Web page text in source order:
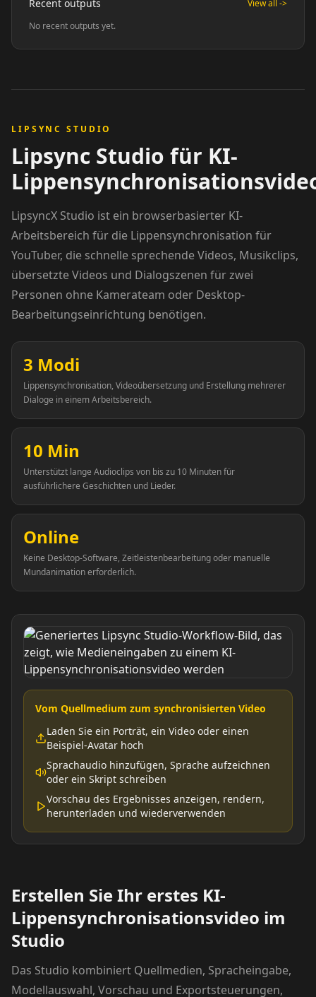
Podcaster 04
YouTuber 01
YouTuber 02 YouTuber 03
YouTuber 04 YouTuber 05
YouTuber 06 YouTuber 07
YouTuber 08 YouTuber 09
Reporter 02
Reporter 06
Reporter 08 Reporter 09
Show Host 02 Show Host 03
Show Host 06 Show Host 07
Show Host 08
Show Host 10
Cartoon 02
Cartoon 04 Cartoon 05
Cartoon 06 Cartoon 07
Pet Host 01
Pet Host 02
Pet Host 04 Pet Host 05
Recent outputs
View all ->
No recent outputs yet.
LIPSYNC STUDIO
Lipsync Studio für KI-
LipsyncX Studio ist ein browserbasierter KI-
Arbeitsbereich für die Lippensynchronisation für
YouTuber, die schnelle sprechende Videos, Musikclips,
übersetzte Videos und Dialogszenen für zwei
Personen ohne Kamerateam oder Desktop-
Bearbeitungseinrichtung benötigen.
3 Modi
Lippensynchronisation, Videoübersetzung und Erstellung mehrerer
Dialoge in einem Arbeitsbereich.
10 Min
Unterstützt lange Audioclips von bis zu 10 Minuten für
ausführlichere Geschichten und Lieder.
Online
Keine Desktop-Software, Zeitleistenbearbeitung oder manuelle
Mundanimation erforderlich.
Vom Quellmedium zum synchronisierten Video
Laden Sie ein Porträt, ein Video oder einen
Beispiel-Avatar hoch
Sprachaudio hinzufügen, Sprache aufzeichnen
oder ein Skript schreiben
Vorschau des Ergebnisses anzeigen, rendern,
herunterladen und wiederverwenden
Erstellen Sie Ihr erstes KI-
Lippensynchronisationsvideo im
Studio
Das Studio kombiniert Quellmedien, Spracheingabe,
Modellauswahl, Vorschau und Exportsteuerungen,